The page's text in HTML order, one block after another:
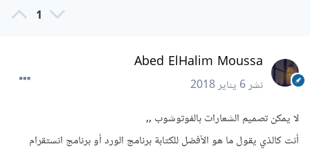
1
Abed ElHalim Moussa
نشر6 يناير 2018
لا يمكن تصميم الشعارات بالفوتوشوب ,,
أنت كالذي يقول ما هو الأفضل للكتابة برنامج الورد أو برنامج انستقرام